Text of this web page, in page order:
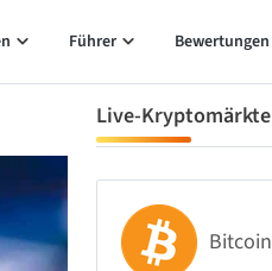
Führer Bewertungen
Live-Kryptomärkte